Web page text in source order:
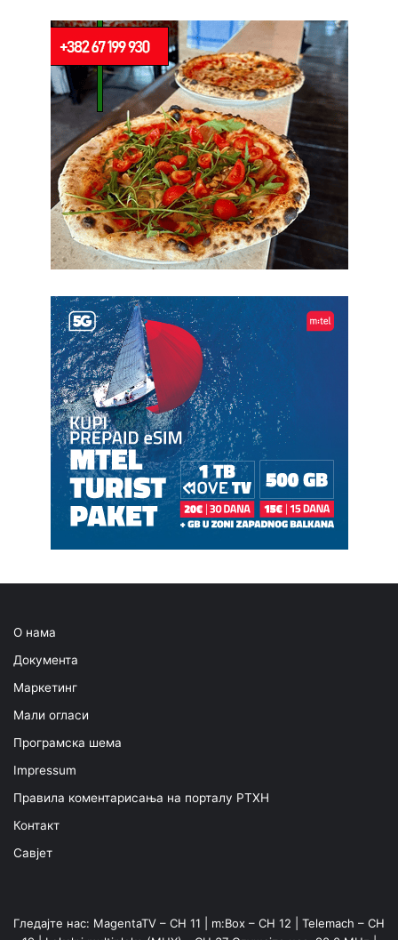
О нама
Документа
Маркетинг
Мали огласи
Програмска шема
Impressum
Правила коментарисања на порталу РТХН
Контакт
Савјет
Гледајте нас: MagentaTV – CH 11 | m:Box – CH 12 | Telemach – CH